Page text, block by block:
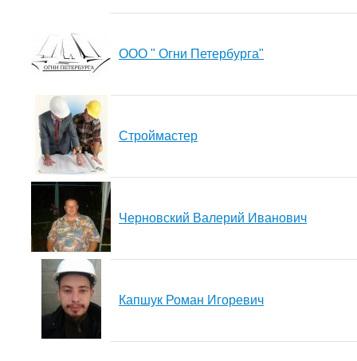
ООО " Огни Петербурга"
Строймастер
Черновский Валерий Иванович
Капшук Роман Игоревич